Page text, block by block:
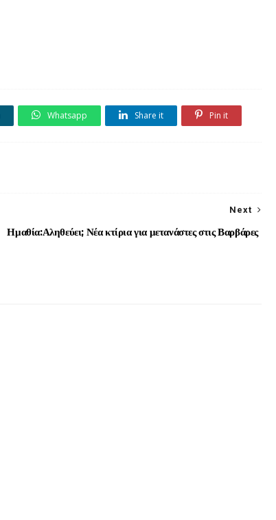
Whatsapp Share it Pin it
Next
Ημαθία:Αληθεύει; Νέα κτίρια για μετανάστες στις Βαρβάρες